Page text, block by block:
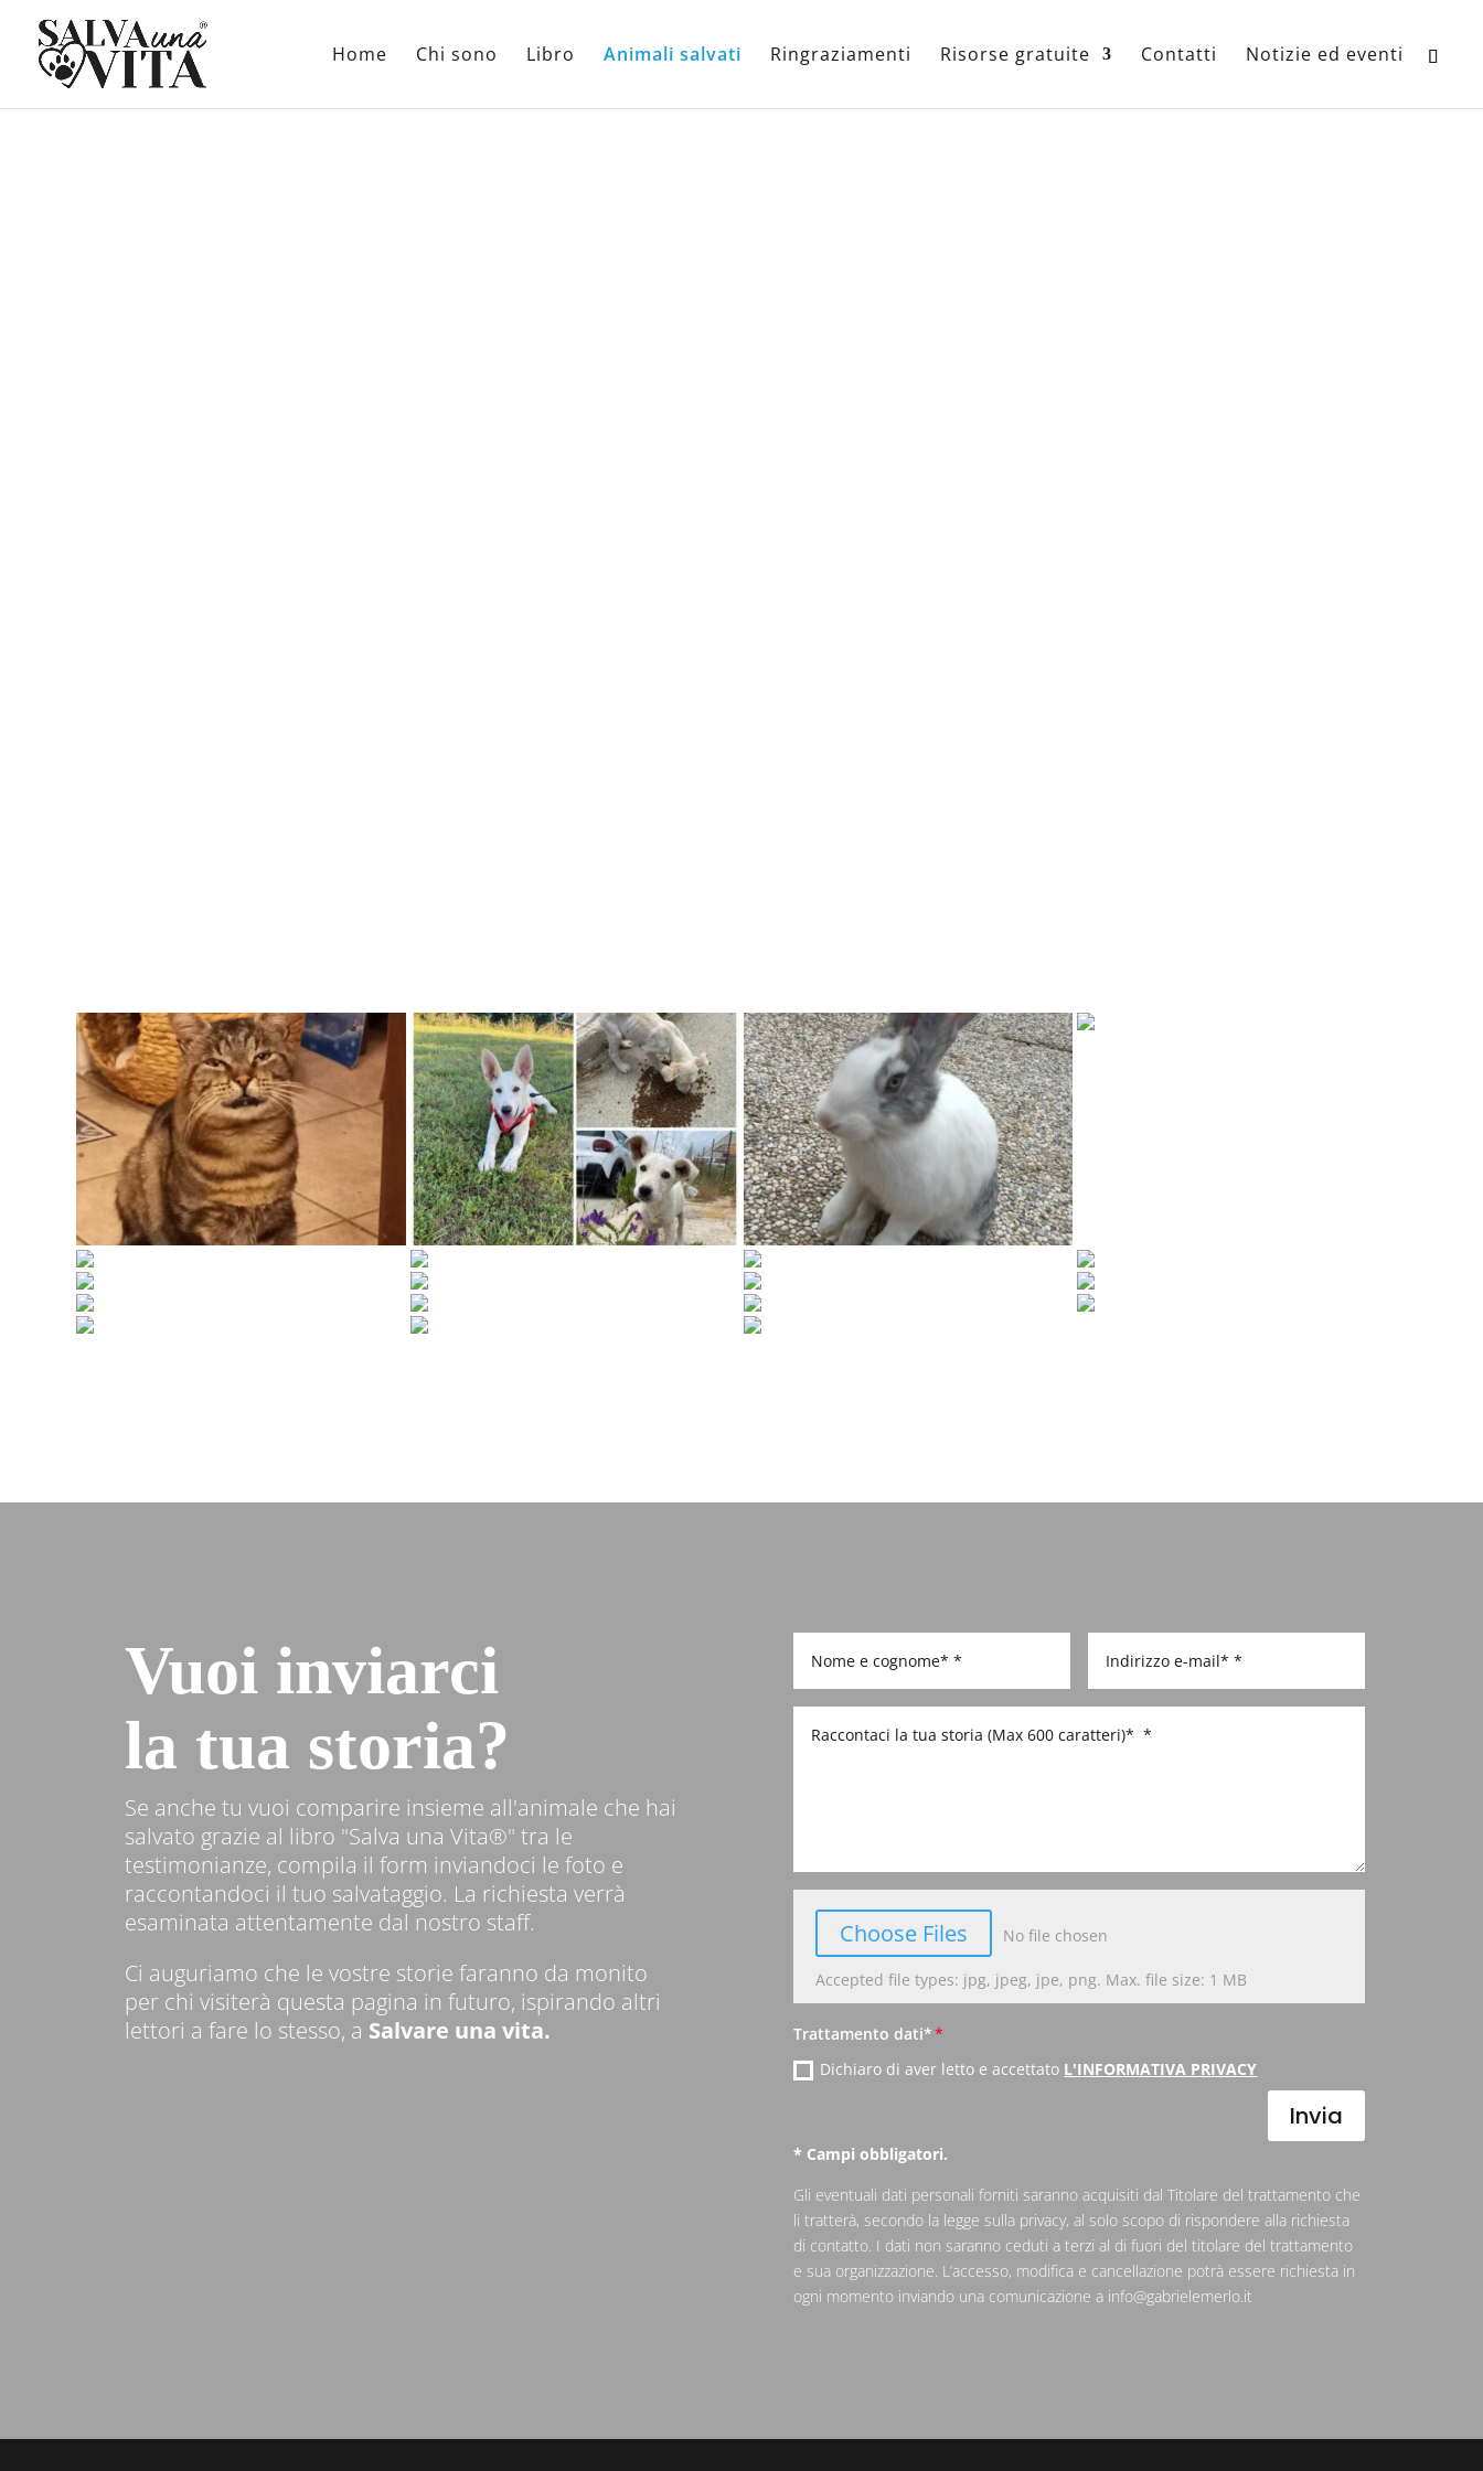
Home Chi sono Libro Animali salvati Ringraziamenti Risorse gratuite Contatti Notizie ed eventi
Vuoi inviarci
la tua storia?
Se anche tu vuoi comparire insieme all'animale che hai
salvato grazie al libro "Salva una Vita®" tra le
testimonianze, compila il form inviandoci le foto e
raccontandoci il tuo salvataggio. La richiesta verrà
esaminata attentamente dal nostro staff.
Ci auguriamo che le vostre storie faranno da monito
per chi visiterà questa pagina in futuro, ispirando altri
lettori a fare lo stesso, a Salvare una vita.
File Input
Choose Files No file chosen
Accepted file types: jpg, jpeg, jpe, png. Max. file size: 1 MB
Trattamento dati*
Dichiaro di aver letto e accettato L'INFORMATIVA PRIVACY
Invia
* Campi obbligatori.
Gli eventuali dati personali forniti saranno acquisiti dal Titolare del trattamento che
li tratterà, secondo la legge sulla privacy, al solo scopo di rispondere alla richiesta
di contatto. I dati non saranno ceduti a terzi al di fuori del titolare del trattamento
e sua organizzazione. L’accesso, modifica e cancellazione potrà essere richiesta in
ogni momento inviando una comunicazione a info@gabrielemerlo.it